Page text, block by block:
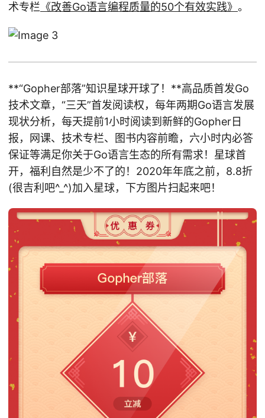
术专栏 《改善Go语言编程质量的50个有效实践》 。
**“Gopher部落”知识星球开球了！**高品质首发Go
技术文章，“三天”首发阅读权，每年两期Go语言发展
现状分析，每天提前1小时阅读到新鲜的Gopher日
报，网课、技术专栏、图书内容前瞻，六小时内必答
保证等满足你关于Go语言生态的所有需求！星球首
开，福利自然是少不了的！2020年年底之前，8.8折
(很吉利吧^_^)加入星球，下方图片扫起来吧！